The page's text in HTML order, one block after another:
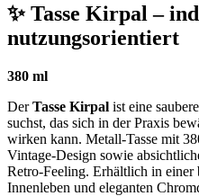
✨ Tasse Kirpal –
nutzungsorientiert
380 ml
DerTasse Kirpal ist eine
suchst, das sich in der Praxis
wirken kann. Metall-Tasse mit
Vintage-Design sowie
Retro-Feeling. Erhältlich in einer
Innenleben und eleganten